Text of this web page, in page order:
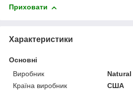
Приховати
Характеристики
Основні
Виробник
Країна виробник
США